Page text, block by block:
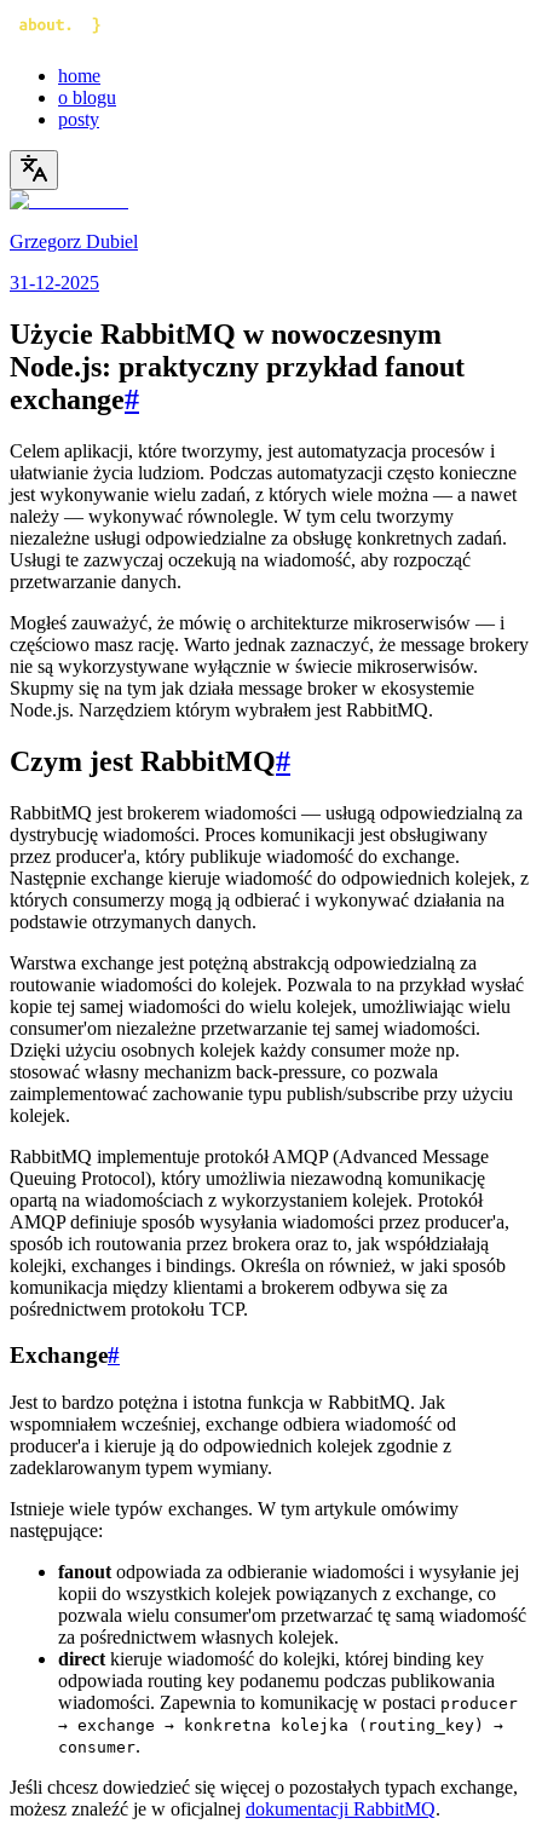
home
o blogu
posty
Grzegorz Dubiel
31-12-2025
Użycie RabbitMQ w nowoczesnym
Node.js: praktyczny przykład fanout
exchange#
Celem aplikacji, które tworzymy, jest automatyzacja procesów i
ułatwianie życia ludziom. Podczas automatyzacji często konieczne
jest wykonywanie wielu zadań, z których wiele można — a nawet
należy — wykonywać równolegle. W tym celu tworzymy
niezależne usługi odpowiedzialne za obsługę konkretnych zadań.
Usługi te zazwyczaj oczekują na wiadomość, aby rozpocząć
przetwarzanie danych.
Mogłeś zauważyć, że mówię o architekturze mikroserwisów — i
częściowo masz rację. Warto jednak zaznaczyć, że message brokery
nie są wykorzystywane wyłącznie w świecie mikroserwisów.
Skupmy się na tym jak działa message broker w ekosystemie
Node.js. Narzędziem którym wybrałem jest RabbitMQ.
Czym jest RabbitMQ#
RabbitMQ jest brokerem wiadomości — usługą odpowiedzialną za
dystrybucję wiadomości. Proces komunikacji jest obsługiwany
przez producer'a, który publikuje wiadomość do exchange.
Następnie exchange kieruje wiadomość do odpowiednich kolejek, z
których consumerzy mogą ją odbierać i wykonywać działania na
podstawie otrzymanych danych.
Warstwa exchange jest potężną abstrakcją odpowiedzialną za
routowanie wiadomości do kolejek. Pozwala to na przykład wysłać
kopie tej samej wiadomości do wielu kolejek, umożliwiając wielu
consumer'om niezależne przetwarzanie tej samej wiadomości.
Dzięki użyciu osobnych kolejek każdy consumer może np.
stosować własny mechanizm back-pressure, co pozwala
zaimplementować zachowanie typu publish/subscribe przy użyciu
kolejek.
RabbitMQ implementuje protokół AMQP (Advanced Message
Queuing Protocol), który umożliwia niezawodną komunikację
opartą na wiadomościach z wykorzystaniem kolejek. Protokół
AMQP definiuje sposób wysyłania wiadomości przez producer'a,
sposób ich routowania przez brokera oraz to, jak współdziałają
kolejki, exchanges i bindings. Określa on również, w jaki sposób
komunikacja między klientami a brokerem odbywa się za
pośrednictwem protokołu TCP.
Exchange#
Jest to bardzo potężna i istotna funkcja w RabbitMQ. Jak
wspomniałem wcześniej, exchange odbiera wiadomość od
producer'a i kieruje ją do odpowiednich kolejek zgodnie z
zadeklarowanym typem wymiany.
Istnieje wiele typów exchanges. W tym artykule omówimy
następujące:
fanout odpowiada za odbieranie wiadomości i wysyłanie jej
kopii do wszystkich kolejek powiązanych z exchange, co
pozwala wielu consumer'om przetwarzać tę samą wiadomość
za pośrednictwem własnych kolejek.
direct kieruje wiadomość do kolejki, której binding key
odpowiada routing key podanemu podczas publikowania
wiadomości. Zapewnia to komunikację w postaci producer
→ exchange → konkretna kolejka (routing_key) →
consumer.
Jeśli chcesz dowiedzieć się więcej o pozostałych typach exchange,
możesz znaleźć je w oficjalnej dokumentacji RabbitMQ.